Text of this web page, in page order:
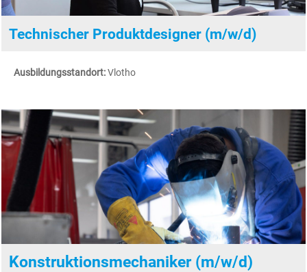
Technischer Produktdesigner (m/w/d)
Ausbildungsstandort:Vlotho
Konstruktionsmechaniker (m/w/d)